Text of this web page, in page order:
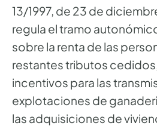
13/1997, de 23 de
regula el tramo
sobre la renta de las
restantes tributos
incentivos para las
explotaciones de
las adquisiciones de